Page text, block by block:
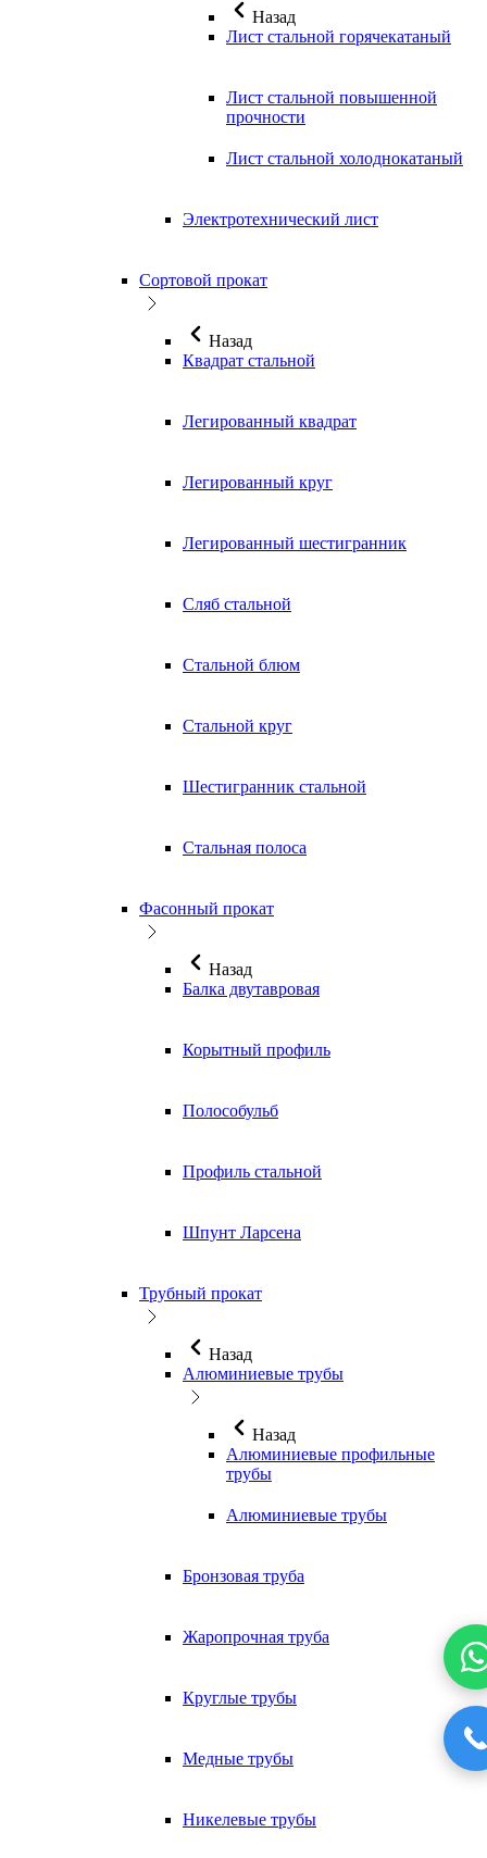
Назад
Лист стальной горячекатаный
Лист стальной повышенной
прочности
Лист стальной холоднокатаный
Электротехнический лист
Сортовой прокат
Назад
Квадрат стальной
Легированный квадрат
Легированный круг
Легированный шестигранник
Сляб стальной
Стальной блюм
Стальной круг
Шестигранник стальной
Стальная полоса
Фасонный прокат
Назад
Балка двутавровая
Корытный профиль
Полособульб
Профиль стальной
Шпунт Ларсена
Трубный прокат
Назад
Алюминиевые трубы
Назад
Алюминиевые профильные
трубы
Алюминиевые трубы
Бронзовая труба
Жаропрочная труба
Круглые трубы
Медные трубы
Никелевые трубы